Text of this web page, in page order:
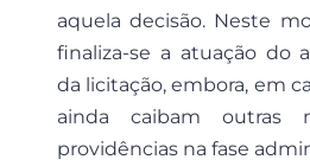
aquela decisão. Neste
finaliza-se a atuação do
da licitação, embora, em
ainda caibam outras
providências na fase